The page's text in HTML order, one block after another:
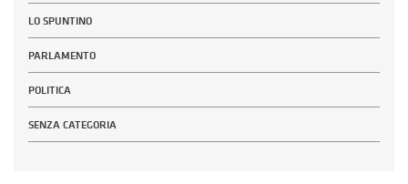
LO SPUNTINO
PARLAMENTO
POLITICA
SENZA CATEGORIA